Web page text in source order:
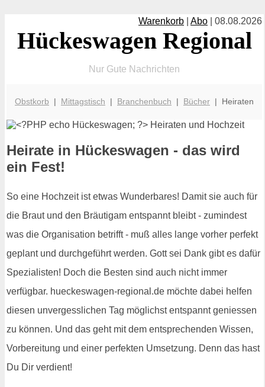
Warenkorb Abo | 08.08.2026
Hückeswagen Regional
Nur Gute Nachrichten
Obstkorb | Mittagstisch | Branchenbuch | Bücher | Heiraten
Heirate in Hückeswagen - das wird
ein Fest!
So eine Hochzeit ist etwas Wunderbares! Damit sie auch für
die Braut und den Bräutigam entspannt bleibt - zumindest
was die Organisation betrifft - muß alles lange vorher perfekt
geplant und durchgeführt werden. Gott sei Dank gibt es dafür
Spezialisten! Doch die Besten sind auch nicht immer
verfügbar. hueckeswagen-regional.de möchte dabei helfen
diesen unvergesslichen Tag möglichst entspannt geniessen
zu können. Und das geht mit dem entsprechenden Wissen,
Vorbereitung und einer perfekten Umsetzung. Denn das hast
Du Dir verdient!